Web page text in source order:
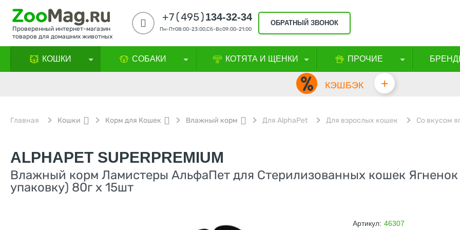
Проверенный интернет-магазин
товаров для домашних животных
+7(495)134-32-34
Пн-Пт08:00-23:00,Сб-Вс09:00-21:00
ОБРАТНЫЙ ЗВОНОК
КОШКИ СОБАКИ КОТЯТА И ЩЕНКИ ПРОЧИЕ
КЭШБЭК +
Главная Кошки Корм для Кошек Влажный корм Для AlphaPet Для взрослых кошек Со вкусом
ALPHAPET SUPERPREMIUM
Влажный корм Ламистеры АльфаПет для Стерилизованных кошек Ягненок
упаковку) 80г х 15шт
Артикул: 46307